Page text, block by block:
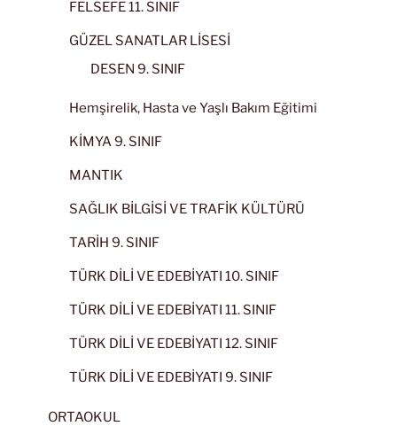
FELSEFE 11. SINIF
GÜZEL SANATLAR LİSESİ
DESEN 9. SINIF
Hemşirelik, Hasta ve Yaşlı Bakım Eğitimi
KİMYA 9. SINIF
MANTIK
SAĞLIK BİLGİSİ VE TRAFİK KÜLTÜRÜ
TARİH 9. SINIF
TÜRK DİLİ VE EDEBİYATI 10. SINIF
TÜRK DİLİ VE EDEBİYATI 11. SINIF
TÜRK DİLİ VE EDEBİYATI 12. SINIF
TÜRK DİLİ VE EDEBİYATI 9. SINIF
ORTAOKUL